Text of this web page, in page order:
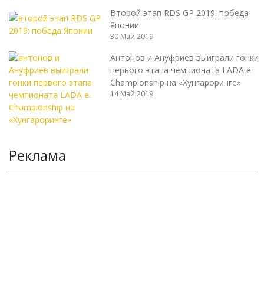
Второй этап RDS GP 2019: победа
Японии
30 Май 2019
Антонов и Ануфриев выиграли гонки
первого этапа чемпионата LADA e-
Championship на «Хунгароринге»
14 Май 2019
Реклама